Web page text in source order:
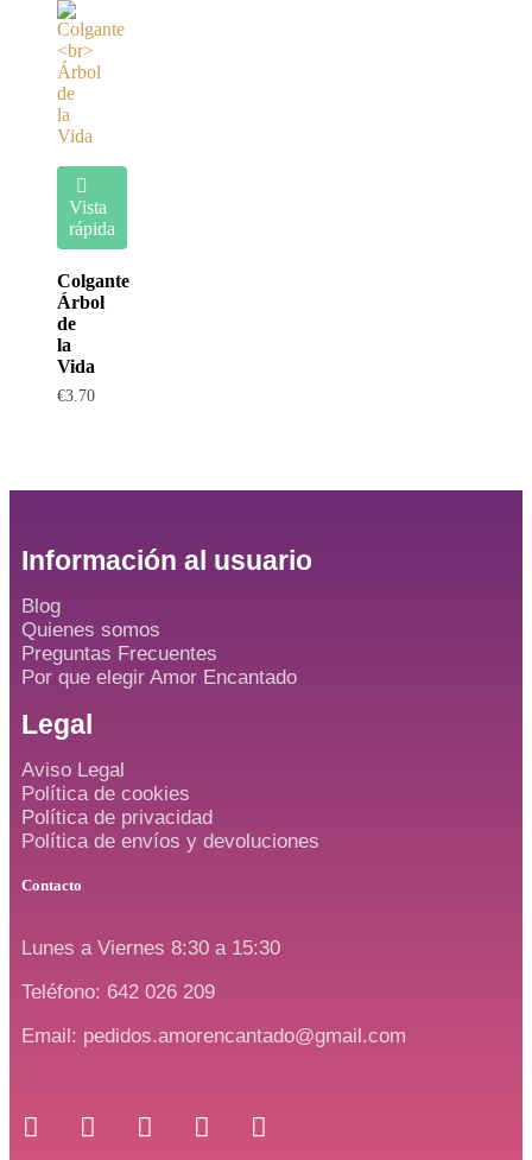
Vista
rápida
Colgante
Árbol
de
la
Vida
€3.70
Información al usuario
Blog
Quienes somos
Preguntas Frecuentes
Por que elegir Amor Encantado
Legal
Aviso Legal
Política de cookies
Política de privacidad
Política de envíos y devoluciones
Contacto
Lunes a Viernes 8:30 a 15:30
Teléfono: 642 026 209
Email: pedidos.amorencantado@gmail.com